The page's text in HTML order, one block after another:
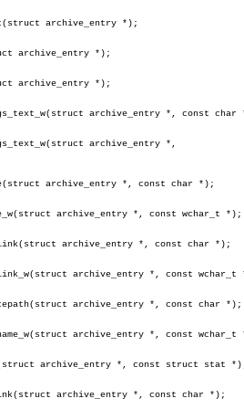
archive_entry *);
archive_entry *);
archive_entry *);
archive_entry *, const char
archive_entry *,
archive_entry *, const char *);
archive_entry *, const wchar_t *);
archive_entry *, const char *);
archive_entry *, const wchar_t
archive_entry *, const char *);
archive_entry *, const wchar_t
archive_entry *, const struct stat
archive_entry *, const char *);